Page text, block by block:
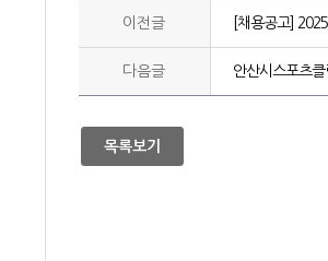
이전글 [채용공고]
다음글 안산시스포츠
목록보기